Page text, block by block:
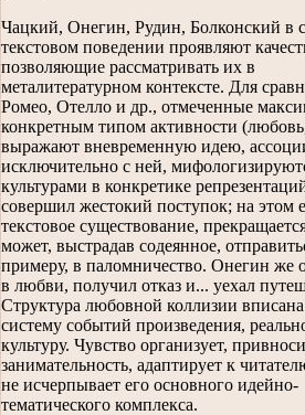
Чацкий, Онегин, Рудин, Болконский в
текстовом поведении проявляют
позволяющие рассматривать их в
металитературном контексте. Для
Ромео, Отелло и др., отмеченные
конкретным типом активности
выражают вневременную идею,
исключительно с ней,
культурами в конкретике
совершил жестокий поступок; на этом
текстовое существование,
может, выстрадав содеянное,
примеру, в паломничество. Онегин же
в любви, получил отказ и... уехал
Структура любовной коллизии
систему событий произведения,
культуру. Чувство организует,
занимательность, адаптирует к
не исчерпывает его основного идейно-
тематического комплекса.